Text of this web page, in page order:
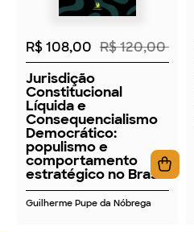
R$ 108,00 R$ 120,00
Jurisdição
Constitucional
Líquida e
Consequencialismo
Democrático:
populismo e
comportamento
estratégico no Brasil
Guilherme Pupe da Nóbrega